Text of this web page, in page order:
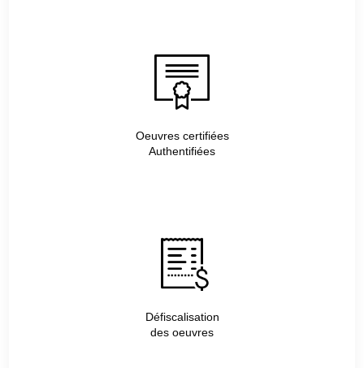
Oeuvres certifiées
Authentifiées
Défiscalisation
des oeuvres